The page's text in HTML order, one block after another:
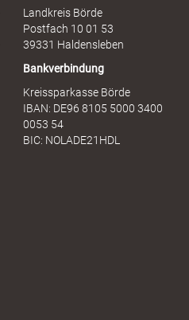
Landkreis Börde
Postfach 10 01 53
39331 Haldensleben
Bankverbindung
Kreissparkasse Börde
IBAN: DE96 8105 5000 3400
0053 54
BIC: NOLADE21HDL